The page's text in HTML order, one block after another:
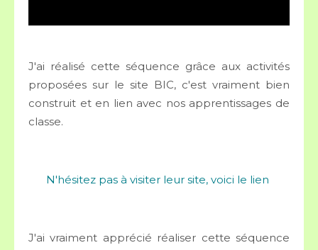
J'ai réalisé cette séquence grâce aux activités
proposées sur le site BIC, c'est vraiment bien
construit et en lien avec nos apprentissages de
classe.
N'hésitez pas à visiter leur site, voici le lien
J'ai vraiment apprécié réaliser cette séquence